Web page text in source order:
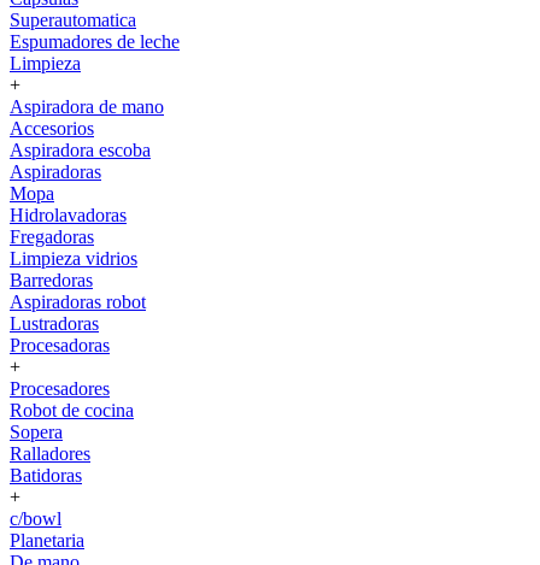
Superautomatica
Espumadores de leche
Limpieza
+
Aspiradora de mano
Accesorios
Aspiradora escoba
Aspiradoras
Mopa
Hidrolavadoras
Fregadoras
Limpieza vidrios
Barredoras
Aspiradoras robot
Lustradoras
Procesadoras
+
Procesadores
Robot de cocina
Sopera
Ralladores
Batidoras
+
c/bowl
Planetaria